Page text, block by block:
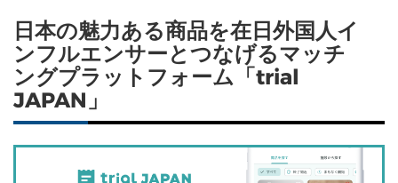
日本の魅力ある商品を在日外国人イ
ンフルエンサーとつなげるマッチ
ングプラットフォーム「trial
JAPAN」